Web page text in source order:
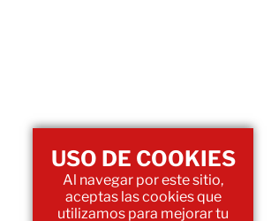
USO DE COOKIES
Al navegar por este sitio,
aceptas las cookies que
utilizamos para mejorar tu